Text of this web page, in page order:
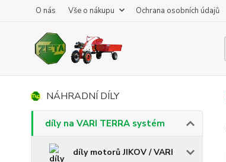
O nás Vše o nákupu Ochrana osobních údajů
NÁHRADNÍ DÍLY
díly na VARI TERRA systém
díly motorů JIKOV / VARI